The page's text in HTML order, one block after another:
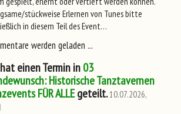
stückweise Erlernen von Tunes bitte
in diesem Teil des Event…
werden geladen ...
hat einen Termin in03
Historische Tanztavernen
FÜR ALLEgeteilt.10.07.2026,